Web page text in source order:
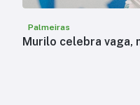
Palmeiras
Murilo celebra vaga,